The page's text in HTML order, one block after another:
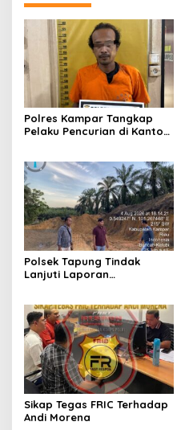
Polres Kampar Tangkap
Pelaku Pencurian di Kantor
Polsek Tapung Tindak
Lanjuti Laporan
Desa Bencah Kelubi
Sikap Tegas FRIC Terhadap
Andi Morena